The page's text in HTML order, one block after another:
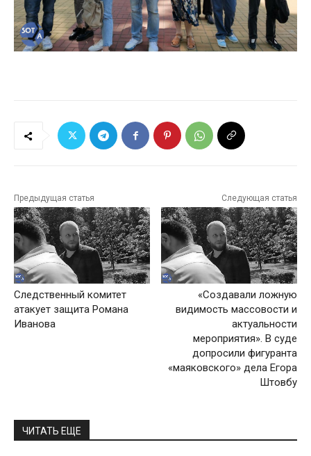
Предыдущая статья
Следственный комитет
атакует защита Романа
Иванова
Следующая статья
«Создавали ложную
видимость массовости и
актуальности
мероприятия». В суде
допросили фигуранта
«маяковского» дела Егора
Штовбу
ЧИТАТЬ ЕЩЕ